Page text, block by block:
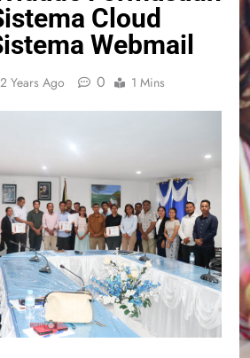
Cloud
Webmail
2 Years Ago 0 1 Mins